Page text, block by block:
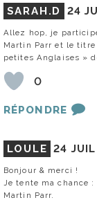
SARAH.D 24
Allez hop, je
Martin Parr et le
petites Anglaises »
0
RÉPONDRE
LOULE 24
Bonjour & merci !
Je tente ma chance
Martin Parr.